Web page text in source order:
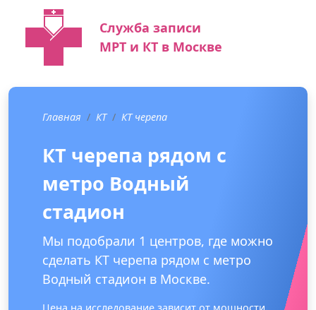
Служба записи
МРТ и КТ в Москве
Главная КТ КТ черепа
КТ черепа рядом с
метро Водный
стадион
Мы подобрали 1 центров, где можно
сделать КТ черепа рядом с метро
Водный стадион в Москве.
Цена на исследование зависит от мощности,